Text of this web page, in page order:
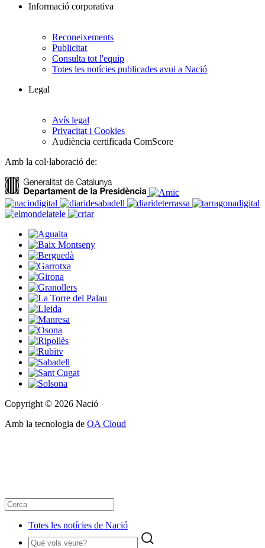
Informació corporativa
Reconeixements
Publicitat
Consulta tot l'equip
Totes les notícies publicades avui a Nació
Legal
Avís legal
Privacitat i Cookies
Audiència certificada ComScore
Amb la col·laboració de:
Copyright © 2026 Nació
Amb la tecnologia de OA Cloud
Totes les notícies de Nació